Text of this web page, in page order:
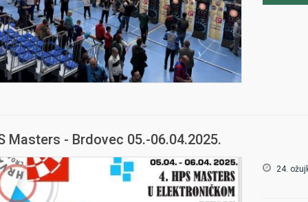
Masters - Brdovec 05.-06.04.2025.
24.